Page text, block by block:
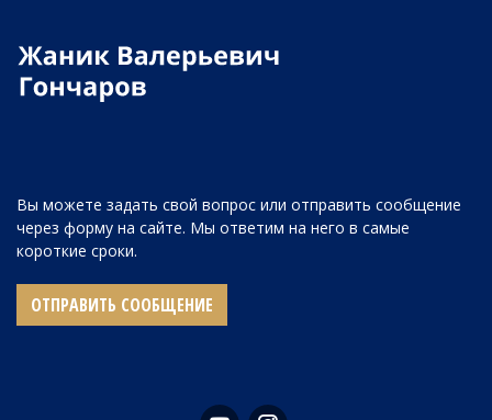
Вы можете задать свой вопрос или отправить сообщение
через форму на сайте. Мы ответим на него в самые
короткие сроки.
ОТПРАВИТЬ СООБЩЕНИЕ